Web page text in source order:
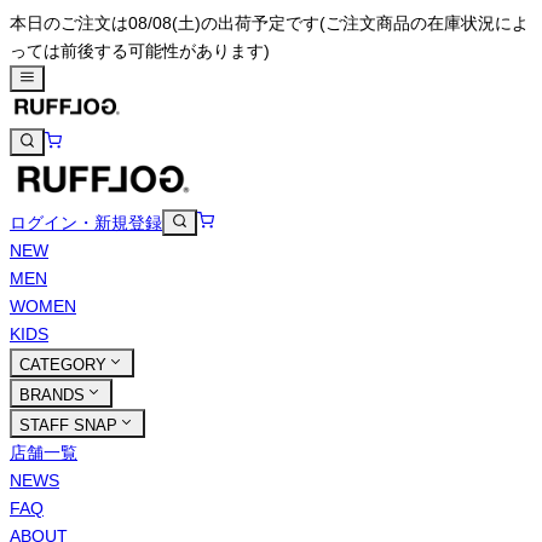
本日のご注文は08/08(土)の出荷予定です(ご注文商品の在庫状況によ
っては前後する可能性があります)
ログイン・新規登録
NEW
MEN
WOMEN
KIDS
CATEGORY
BRANDS
STAFF SNAP
店舗一覧
NEWS
FAQ
ABOUT